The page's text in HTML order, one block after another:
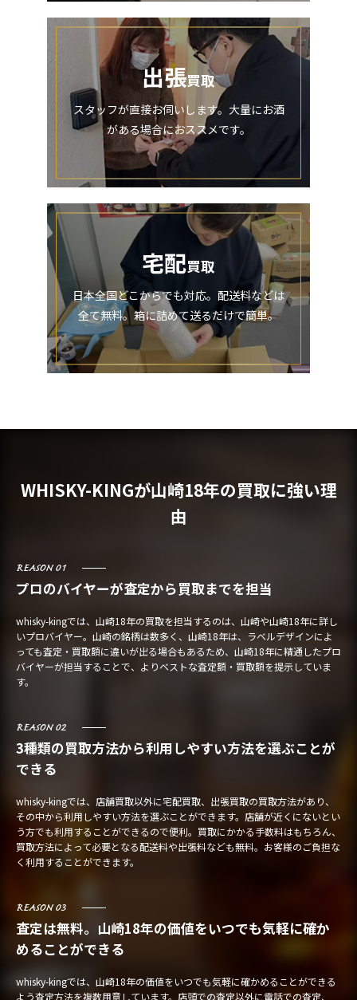
出張買取
スタッフが直接お伺いします。大量にお酒
がある場合におススメです。
宅配買取
日本全国どこからでも対応。配送料などは
全て無料。箱に詰めて送るだけで簡単。
WHISKY-KINGが山崎18年の買取に強い理
由
REASON 01
プロのバイヤーが査定から買取までを担当
whisky-kingでは、山崎18年の買取を担当するのは、山崎や山崎18年に詳し
いプロバイヤー。山崎の銘柄は数多く、山崎18年は、ラベルデザインによ
っても査定・買取額に違いが出る場合もあるため、山崎18年に精通したプロ
バイヤーが担当することで、よりベストな査定額・買取額を提示していま
す。
REASON 02
3種類の買取方法から利用しやすい方法を選ぶことが
できる
whisky-kingでは、店舗買取以外に宅配買取、出張買取の買取方法があり、
その中から利用しやすい方法を選ぶことができます。店舗が近くにないとい
う方でも利用することができるので便利。買取にかかる手数料はもちろん、
買取方法によって必要となる配送料や出張料なども無料。お客様のご負担な
く利用することができます。
REASON 03
査定は無料。山崎18年の価値をいつでも気軽に確か
めることができる
whisky-kingでは、山崎18年の価値をいつでも気軽に確かめることができる
よう査定方法を複数用意しています。店頭での査定以外に電話での査定、